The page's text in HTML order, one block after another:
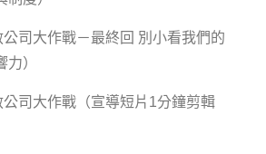
司大作戰－最終回 別小看我們的
力）
公司大作戰 （宣導短片1分鐘剪輯